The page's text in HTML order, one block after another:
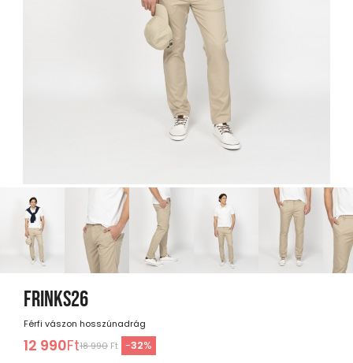
FRINKS26
Férfi vászon hosszúnadrág
12 990Ft18 990 Ft -32%